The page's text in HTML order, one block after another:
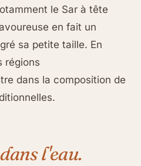
le Sar à tête
en fait un
sa petite taille. En
régions
dans la composition de
dans l'eau.